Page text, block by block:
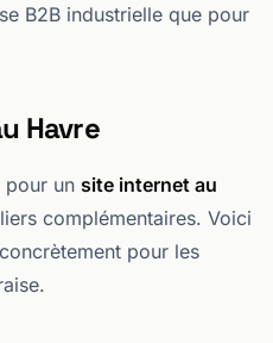
B2B industrielle que pour
Havre
pour un site internet au
complémentaires. Voici
pour les